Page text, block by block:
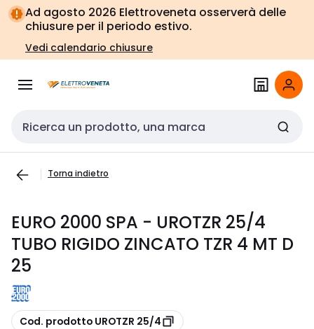
Vai alla
navigazione
Vai
alla
pagina
Ad agosto 2026 Elettroveneta osserverà delle
chiusure per il periodo estivo.
Vedi calendario chiusure
Cerca input
Torna indietro
EURO 2000 SPA - UROTZR 25/4
TUBO RIGIDO ZINCATO TZR 4 MT D
25
copia
Cod. prodotto UROTZR 25/4